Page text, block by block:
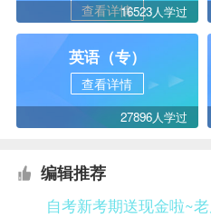
查看详情16523人学过
英语（专）
查看详情
27896人学过
编辑推荐
自考新考期送现金啦~